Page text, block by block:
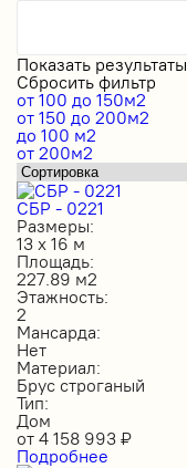
Показать результаты
Сбросить фильтр
от 100 до 150м2
от 150 до 200м2
до 100 м2
от 200м2
СБР - 0221
Размеры:
13 х 16 м
Площадь:
227.89 м2
Этажность:
2
Мансарда:
Нет
Материал:
Брус строганый
Тип:
Дом
от 4 158 993 ₽
Подробнее